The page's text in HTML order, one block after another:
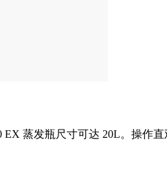
蒸发瓶尺寸可达 20L。操作